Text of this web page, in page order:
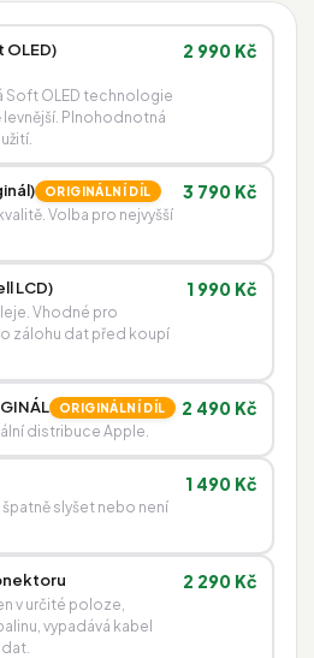
Soft OLED technologie
levnější. Plnohodnotná
2 990 Kč
ORIGINÁLNÍ DÍL
Volba pro nejvyšší
3 790 Kč
LCD)
Vhodné pro
zálohu dat před koupí
1 990 Kč
ORIGINÁLNÍ DÍL
distribuce Apple.
2 490 Kč
špatně slyšet nebo není
1 490 Kč
v určité poloze,
vypadává kabel
2 290 Kč